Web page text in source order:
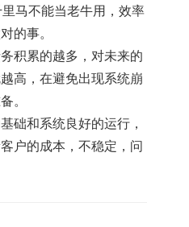
马不能当老牛用，效率
的事。
积累的越多，对未来的
高，在避免出现系统崩
。
础和系统良好的运行，
户的成本，不稳定，问